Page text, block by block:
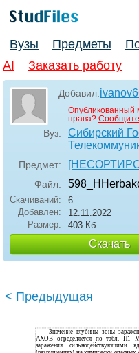
Вузы Предметы
AI
Заказать работу
Добавил:
Опубликованный
права?
Вуз:
Сибирский
Предмет:
Файл:
Скачиваний:
6
Добавлен:
12.11.2022
Размер:
403 Кб
Скачать
< Предыдущая
Значение глубины зоны
АХОВ определяется по табл. П1
заражения сильнодействующими